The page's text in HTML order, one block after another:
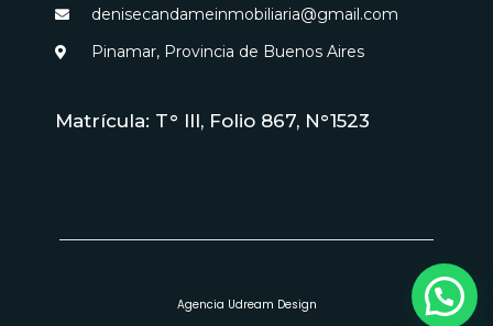
denisecandameinmobiliaria@gmail.com
Pinamar, Provincia de Buenos Aires
Matrícula: T° III, Folio 867, N°1523
Agencia Udream Design